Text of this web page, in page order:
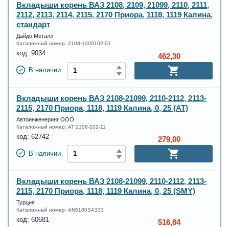
Вкладыши корень ВАЗ 2108, 2109, 21099, 2110, 2111,
2112, 2113, 2114, 2115, 2170 Приора, 1118, 1119 Калина,
стандарт
Дайдо Металл
Каталожный номер: 2108-1000102-01
код: 9034
В наличии
462,30
Вкладыши корень ВАЗ 2108-21099, 2110-2112, 2113-
2115, 2170 Приора, 1118, 1119 Калина, 0, 25 (AT)
Автоинженеринг ООО
Каталожный номер: AT 2108-102-11
код: 62742
В наличии
279,00
Вкладыши корень ВАЗ 2108-21099, 2110-2112, 2113-
2115, 2170 Приора, 1118, 1119 Калина, 0, 25 (SMY)
Турция
Каталожный номер: AN5180SA333
код: 60681 516,84